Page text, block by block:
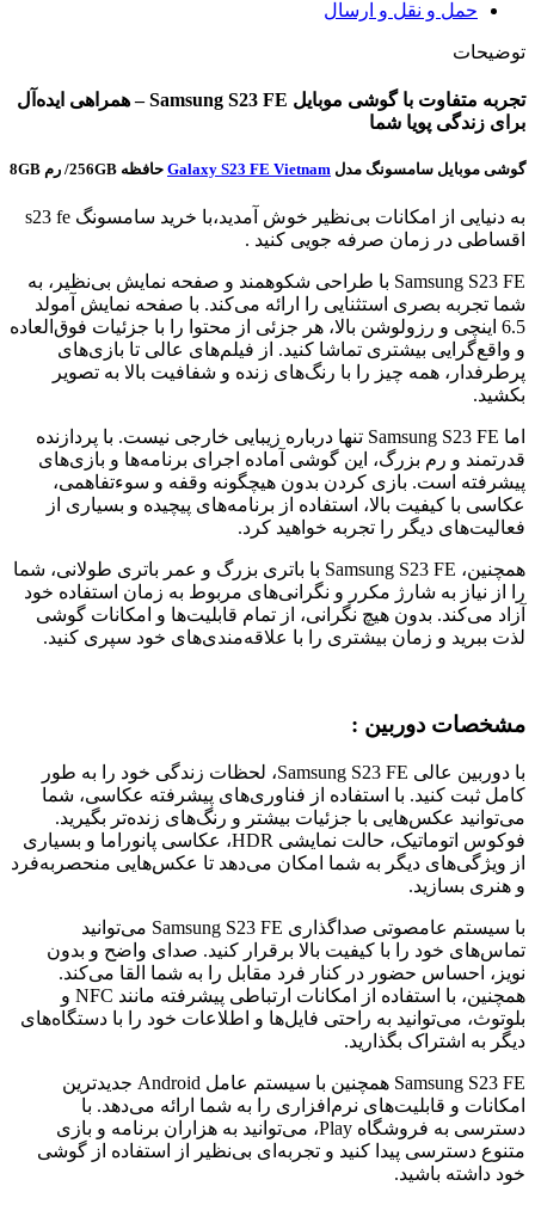
حمل و نقل و ارسال
توضیحات
تجربه متفاوت با گوشی موبایل Samsung S23 FE – همراهی ایده‌آل
برای زندگی پویا شما
گوشی موبایل سامسونگ مدل Galaxy S23 FE Vietnam حافظه 256GB/ رم 8GB
به دنیایی از امکانات بی‌نظیر خوش آمدید،با خرید سامسونگ s23 fe
اقساطی در زمان صرفه جویی کنید .
Samsung S23 FE با طراحی شکوهمند و صفحه نمایش بی‌نظیر، به
شما تجربه بصری استثنایی را ارائه می‌کند. با صفحه نمایش آمولد
6.5 اینچی و رزولوشن بالا، هر جزئی از محتوا را با جزئیات فوق‌العاده
و واقع‌گرایی بیشتری تماشا کنید. از فیلم‌های عالی تا بازی‌های
پرطرفدار، همه چیز را با رنگ‌های زنده و شفافیت بالا به تصویر
بکشید.
اما Samsung S23 FE تنها درباره زیبایی خارجی نیست. با پردازنده
قدرتمند و رم بزرگ، این گوشی آماده اجرای برنامه‌ها و بازی‌های
پیشرفته است. بازی کردن بدون هیچگونه وقفه و سوءتفاهمی،
عکاسی با کیفیت بالا، استفاده از برنامه‌های پیچیده و بسیاری از
فعالیت‌های دیگر را تجربه خواهید کرد.
همچنین، Samsung S23 FE با باتری بزرگ و عمر باتری طولانی، شما
را از نیاز به شارژ مکرر و نگرانی‌های مربوط به زمان استفاده خود
آزاد می‌کند. بدون هیچ نگرانی، از تمام قابلیت‌ها و امکانات گوشی
لذت ببرید و زمان بیشتری را با علاقه‌مندی‌های خود سپری کنید.
مشخصات دوربین :
با دوربین عالی Samsung S23 FE، لحظات زندگی خود را به طور
کامل ثبت کنید. با استفاده از فناوری‌های پیشرفته عکاسی، شما
می‌توانید عکس‌هایی با جزئیات بیشتر و رنگ‌های زنده‌تر بگیرید.
فوکوس اتوماتیک، حالت نمایشی HDR، عکاسی پانوراما و بسیاری
از ویژگی‌های دیگر به شما امکان می‌دهد تا عکس‌هایی منحصربه‌فرد
و هنری بسازید.
با سیستم عامصوتی صداگذاری Samsung S23 FE می‌توانید
تماس‌های خود را با کیفیت بالا برقرار کنید. صدای واضح و بدون
نویز، احساس حضور در کنار فرد مقابل را به شما القا می‌کند.
همچنین، با استفاده از امکانات ارتباطی پیشرفته مانند NFC و
بلوتوث، می‌توانید به راحتی فایل‌ها و اطلاعات خود را با دستگاه‌های
دیگر به اشتراک بگذارید.
Samsung S23 FE همچنین با سیستم عامل Android جدیدترین
امکانات و قابلیت‌های نرم‌افزاری را به شما ارائه می‌دهد. با
دسترسی به فروشگاه Play، می‌توانید به هزاران برنامه و بازی
متنوع دسترسی پیدا کنید و تجربه‌ای بی‌نظیر از استفاده از گوشی
خود داشته باشید.